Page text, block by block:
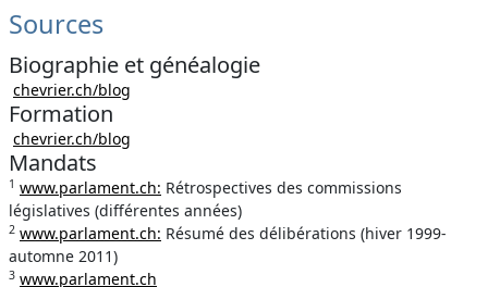
Sources
Biographie et généalogie
chevrier.ch/blog
Formation
chevrier.ch/blog
Mandats
1 www.parlament.ch: Rétrospectives des commissions
législatives (différentes années)
2 www.parlament.ch: Résumé des délibérations (hiver 1999-
automne 2011)
3 www.parlament.ch